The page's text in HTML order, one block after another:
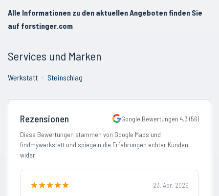
Alle Informationen zu den aktuellen Angeboten finden Sie
auf forstinger.com
Services und Marken
Werkstatt Steinschlag
Rezensionen Google Bewertungen 4.3 (56)
Diese Bewertungen stammen von Google Maps und
findmywerkstatt und spiegeln die Erfahrungen echter Kunden
wider.
23. Apr. 2026